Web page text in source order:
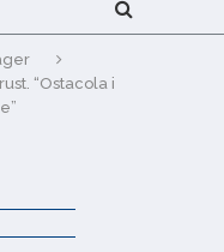
“Ostacola i